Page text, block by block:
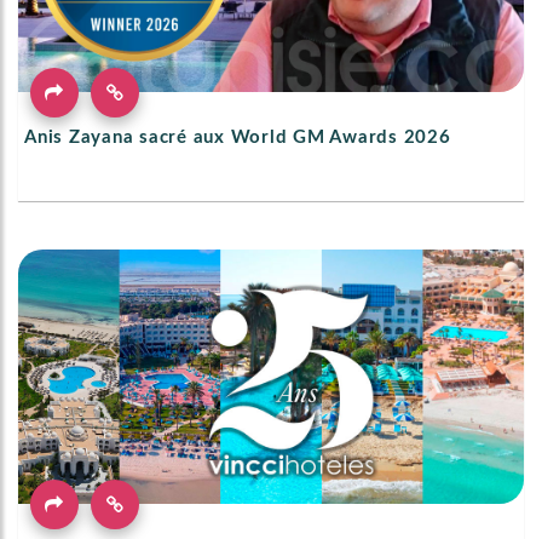
Anis Zayana sacré aux World GM Awards 2026